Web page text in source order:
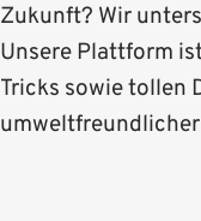
Zukunft? Wir
Unsere Plattform
Tricks sowie tollen